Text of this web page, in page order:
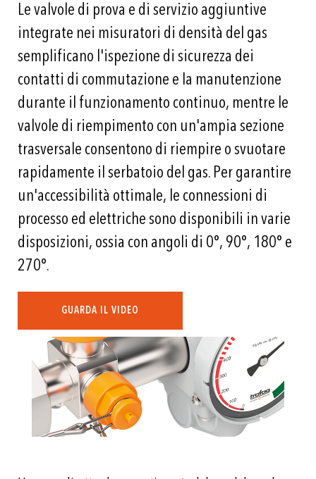
Le valvole di prova e di servizio aggiuntive
integrate nei misuratori di densità del gas
semplificano l'ispezione di sicurezza dei
contatti di commutazione e la manutenzione
durante il funzionamento continuo, mentre le
valvole di riempimento con un'ampia sezione
trasversale consentono di riempire o svuotare
rapidamente il serbatoio del gas. Per garantire
un'accessibilità ottimale, le connessioni di
processo ed elettriche sono disponibili in varie
disposizioni, ossia con angoli di 0°, 90°, 180° e
270°.
GUARDA IL VIDEO